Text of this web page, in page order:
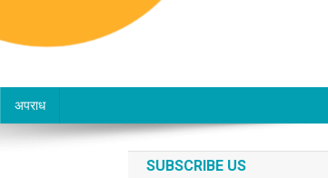
अपराध
SUBSCRIBE US